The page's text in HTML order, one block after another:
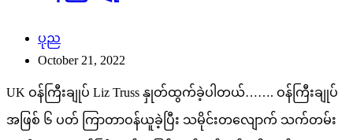
ပုည
October 21, 2022
UK ဝန်ကြီးချုပ် Liz Truss နှုတ်ထွက်ခဲ့ပါတယ်……. ဝန်ကြီးချုပ်
အဖြစ် ၆ ပတ် ကြာတာဝန်ယူခဲ့ပြီး သမိုင်းတလျောက် သက်တမ်း